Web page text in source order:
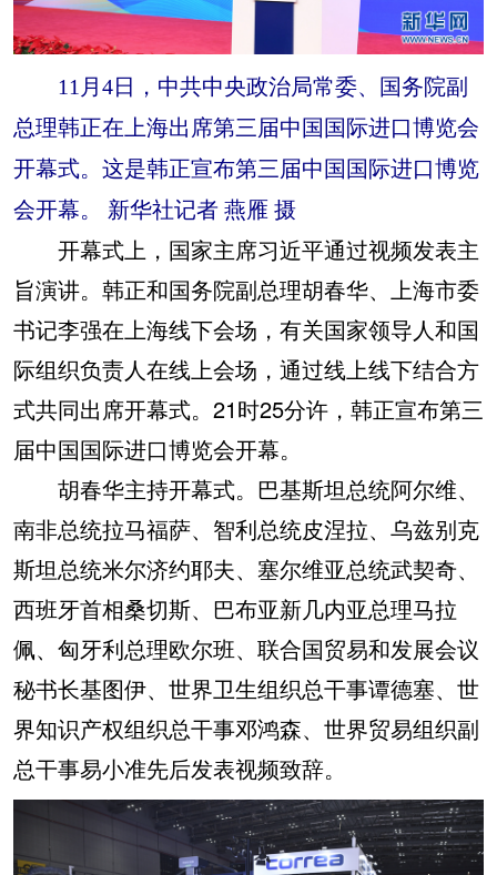
11月4日，中共中央政治局常委、国务院副
总理韩正在上海出席第三届中国国际进口博览会
开幕式。这是韩正宣布第三届中国国际进口博览
会开幕。 新华社记者 燕雁 摄
开幕式上，国家主席习近平通过视频发表主
旨演讲。韩正和国务院副总理胡春华、上海市委
书记李强在上海线下会场，有关国家领导人和国
际组织负责人在线上会场，通过线上线下结合方
式共同出席开幕式。21时25分许，韩正宣布第三
届中国国际进口博览会开幕。
胡春华主持开幕式。巴基斯坦总统阿尔维、
南非总统拉马福萨、智利总统皮涅拉、乌兹别克
斯坦总统米尔济约耶夫、塞尔维亚总统武契奇、
西班牙首相桑切斯、巴布亚新几内亚总理马拉
佩、匈牙利总理欧尔班、联合国贸易和发展会议
秘书长基图伊、世界卫生组织总干事谭德塞、世
界知识产权组织总干事邓鸿森、世界贸易组织副
总干事易小准先后发表视频致辞。